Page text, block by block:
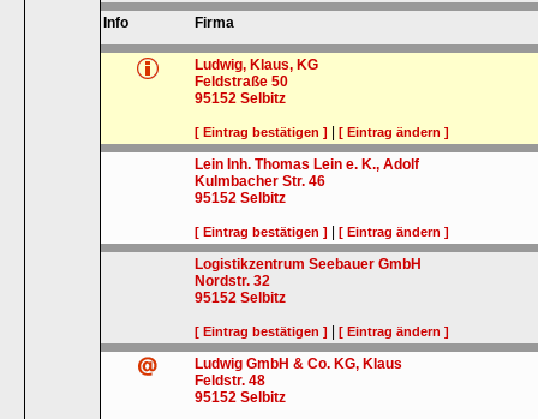
Info
Firma
Ludwig, Klaus, KG
Feldstraße 50
95152 Selbitz
[ Eintrag bestätigen ] |[ Eintrag ändern ]
Lein Inh. Thomas Lein e. K., Adolf
Kulmbacher Str. 46
95152 Selbitz
[ Eintrag bestätigen ] |[ Eintrag ändern ]
Logistikzentrum Seebauer GmbH
Nordstr. 32
95152 Selbitz
[ Eintrag bestätigen ] |[ Eintrag ändern ]
Ludwig GmbH & Co. KG, Klaus
Feldstr. 48
95152 Selbitz